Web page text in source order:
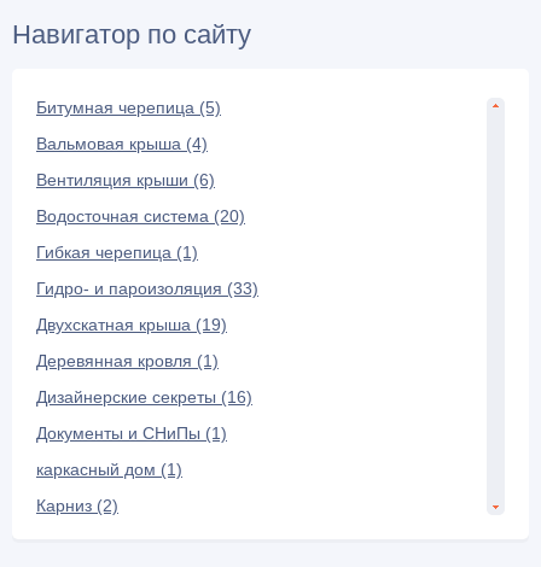
Навигатор по сайту
Битумная черепица (5)
Вальмовая крыша (4)
Вентиляция крыши (6)
Водосточная система (20)
Гибкая черепица (1)
Гидро- и пароизоляция (33)
Двухскатная крыша (19)
Деревянная кровля (1)
Дизайнерские секреты (16)
Документы и СНиПы (1)
каркасный дом (1)
Карниз (2)